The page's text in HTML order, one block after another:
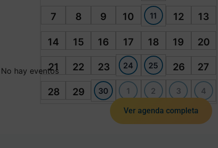
7 8 9 10 11 12 13
14 15 16 17 18 19 20
21 22 23 24 25 26 27
28 29 30 1 2 3 4
No hay eventos
Ver agenda completa